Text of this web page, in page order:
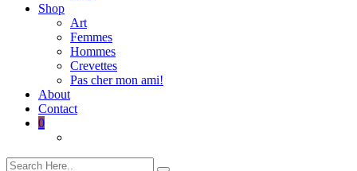
Shop
Art
Femmes
Hommes
Crevettes
Pas cher mon ami!
About
Contact
0